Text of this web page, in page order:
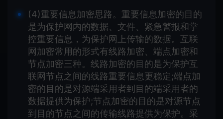
(4)重要信息加密思路。重要信息加密的目的
是为保护网内的数据、文件、紧急警报和掌
控重要信息，为保护网上传输的数据。互联
网加密常用的形式有线路加密、端点加密和
节点加密三种。线路加密的目的是为保护互
联网节点之间的线路重要信息更稳定;端点加
密的目的是对源端采用者到目的端采用者的
数据提供为保护;节点加密的目的是对源节点
到目的节点之间的传输线路提供为保护。采